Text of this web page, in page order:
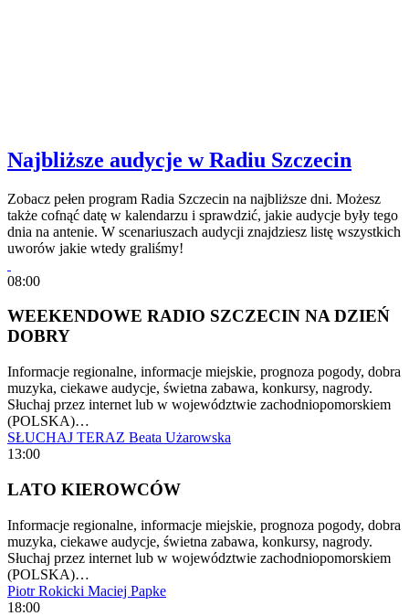
Najbliższe audycje w Radiu Szczecin
Zobacz pełen program Radia Szczecin na najbliższe dni. Możesz
także cofnąć datę w kalendarzu i sprawdzić, jakie audycje były tego
dnia na antenie. W scenariuszach audycji znajdziesz listę wszystkich
uworów jakie wtedy graliśmy!
08:00
WEEKENDOWE RADIO SZCZECIN NA DZIEŃ
DOBRY
Informacje regionalne, informacje miejskie, prognoza pogody, dobra
muzyka, ciekawe audycje, świetna zabawa, konkursy, nagrody.
Słuchaj przez internet lub w województwie zachodniopomorskiem
(POLSKA)…
SŁUCHAJ TERAZ Beata Użarowska
13:00
LATO KIEROWCÓW
Informacje regionalne, informacje miejskie, prognoza pogody, dobra
muzyka, ciekawe audycje, świetna zabawa, konkursy, nagrody.
Słuchaj przez internet lub w województwie zachodniopomorskiem
(POLSKA)…
Piotr Rokicki Maciej Papke
18:00